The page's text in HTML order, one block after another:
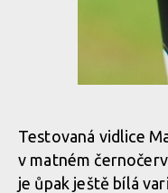
Testovaná vidlice
v matném
je ůpak ještě bílá